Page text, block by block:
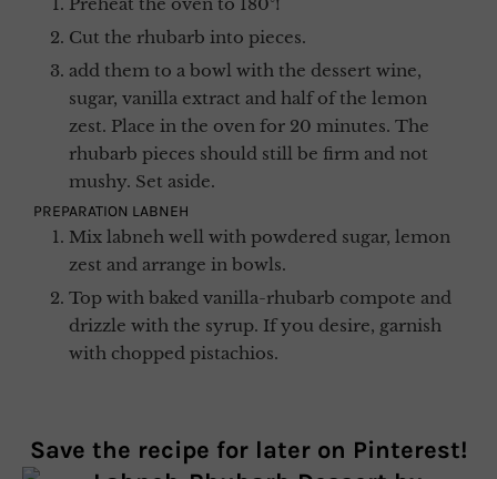
Cut the rhubarb into pieces.
add them to a bowl with the dessert wine,
sugar, vanilla extract and half of the lemon
zest. Place in the oven for 20 minutes. The
rhubarb pieces should still be firm and not
mushy. Set aside.
PREPARATION LABNEH
Mix labneh well with powdered sugar, lemon
zest and arrange in bowls.
Top with baked vanilla-rhubarb compote and
drizzle with the syrup. If you desire, garnish
with chopped pistachios.
Save the recipe for later on Pinterest!